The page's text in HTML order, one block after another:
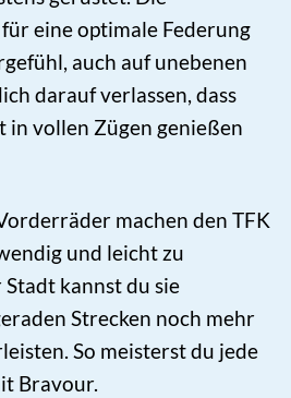
eine optimale Federung
auch auf unebenen
darauf verlassen, dass
in vollen Zügen genießen
machen den TFK
und leicht zu
kannst du sie
Strecken noch mehr
So meisterst du jede
Bravour.